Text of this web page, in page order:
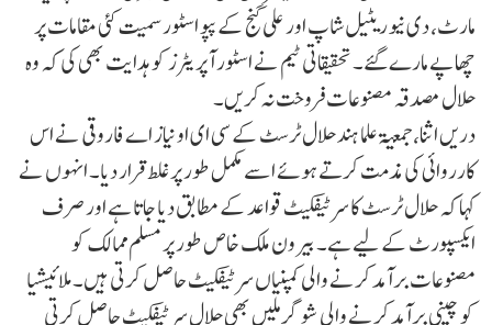
مارٹ، دی نیو ریٹیل شاپ اور علی گنج کے پپو اسٹور سمیت کئی مقامات پر
چھاپے مارے گئے۔ تحقیقاتی ٹیم نے اسٹور آپریٹرز کو ہدایت بھی کی کہ وہ
حلال مصدقہ مصنوعات فروخت نہ کریں۔
دریں اثنا، جمعیۃ علما ہند حلال ٹرسٹ کے سی ای او نیاز اے فاروقی نے اس
کارروائی کی مذمت کرتے ہوئے اسے مکمل طور پر غلط قرار دیا۔ انہوں نے
کہا کہ حلال ٹرسٹ کا سرٹیفکیٹ قواعد کے مطابق دیا جاتا ہے اور صرف
ایکسپورٹ کے لیے ہے۔ بیرون ملک خاص طور پر مسلم ممالک کو
مصنوعات برآمد کرنے والی کمپنیاں سرٹیفکیٹ حاصل کرتی ہیں۔ ملائیشیا
کو چینی برآمد کرنے والی شوگر ملیں بھی حلال سرٹیفکیٹ حاصل کرتی